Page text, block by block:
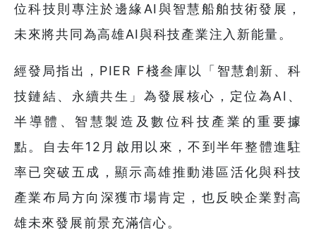
位科技則專注於邊緣AI與智慧船舶技術發展，
未來將共同為高雄AI與科技產業注入新能量。
經發局指出，PIER F棧叁庫以「智慧創新、科
技鏈結、永續共生」為發展核心，定位為AI、
半導體、智慧製造及數位科技產業的重要據
點。自去年12月啟用以來，不到半年整體進駐
率已突破五成，顯示高雄推動港區活化與科技
產業布局方向深獲市場肯定，也反映企業對高
雄未來發展前景充滿信心。